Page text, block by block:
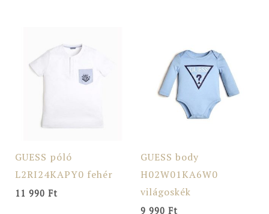
GUESS póló
L2RI24KAPY0 fehér
11 990 Ft
GUESS body
H02W01KA6W0
világoskék
9 990 Ft